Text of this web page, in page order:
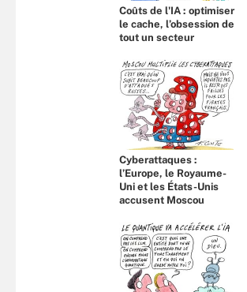
Coûts de l'IA : optimiser
le cache, l’obsession de
tout un secteur
Cyberattaques :
l’Europe, le Royaume-
Uni et les États-Unis
accusent Moscou